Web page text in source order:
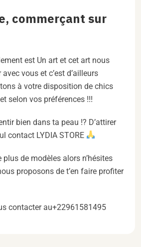
commerçant sur
est Un art et cet art nous
vous et c’est d’ailleurs
à votre disposition de chics
selon vos préférences !!!
bien dans ta peau !? D’attirer
contact LYDIA STORE
plus de modèles alors n’hésites
proposons de t’en faire profiter
contacter au+22961581495